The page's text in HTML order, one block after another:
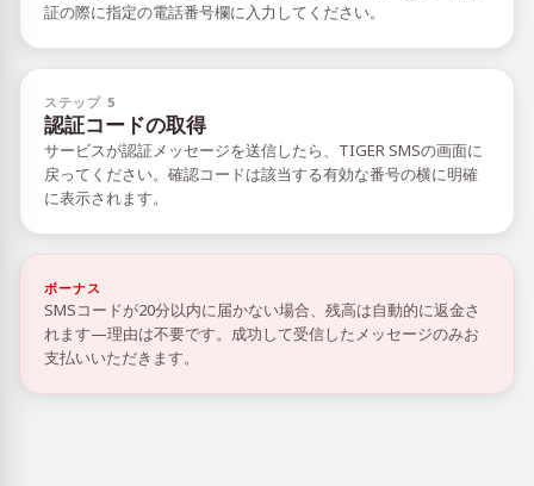
証の際に指定の電話番号欄に入力してください。
ステップ 5
認証コードの取得
サービスが認証メッセージを送信したら、TIGER SMSの画面に
戻ってください。確認コードは該当する有効な番号の横に明確
に表示されます。
ボーナス
SMSコードが20分以内に届かない場合、残高は自動的に返金さ
れます—理由は不要です。成功して受信したメッセージのみお
支払いいただきます。